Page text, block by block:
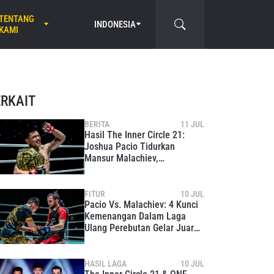
KAMI
INDONESIA
BERITA 11 JUL
Hasil The Inner Circle 21:
Joshua Pacio Tidurkan
Mansur Malachiev,
FITUR 10 JUL
Pacio Vs. Malachiev: 4 Kunci
Kemenangan Dalam Laga
Ulang Perebutan Gelar Juara
HASIL LAGA 10 JUL